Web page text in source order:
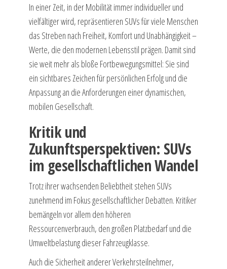
In einer Zeit, in der Mobilität immer individueller und
vielfältiger wird, repräsentieren SUVs für viele Menschen
das Streben nach Freiheit, Komfort und Unabhängigkeit –
Werte, die den modernen Lebensstil prägen. Damit sind
sie weit mehr als bloße Fortbewegungsmittel: Sie sind
ein sichtbares Zeichen für persönlichen Erfolg und die
Anpassung an die Anforderungen einer dynamischen,
mobilen Gesellschaft.
Kritik und
Zukunftsperspektiven: SUVs
im gesellschaftlichen Wandel
Trotz ihrer wachsenden Beliebtheit stehen SUVs
zunehmend im Fokus gesellschaftlicher Debatten. Kritiker
bemängeln vor allem den höheren
Ressourcenverbrauch, den großen Platzbedarf und die
Umweltbelastung dieser Fahrzeugklasse.
Auch die Sicherheit anderer Verkehrsteilnehmer,